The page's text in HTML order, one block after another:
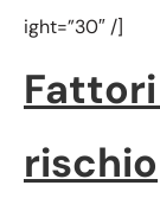
ight=”30″ /]
rischio